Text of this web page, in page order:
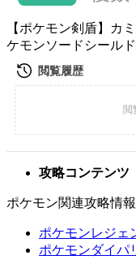
【ポケモン剣盾】カ
ケモンソードシールド
攻略コンテンツ
ポケモン関連攻略情報
ポケモンレジェ
ポケモンダイパ